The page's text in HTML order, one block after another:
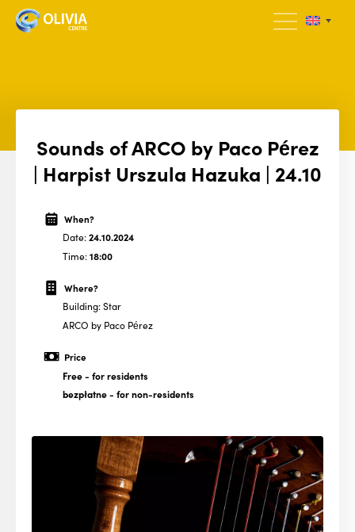
Sounds of ARCO by Paco Pérez
| Harpist Urszula Hazuka | 24.10
When?
Date:24.10.2024
Time:18:00
Where?
Building: Star
ARCO by Paco Pérez
Price
Free- for residents
bezpłatne- for non-residents